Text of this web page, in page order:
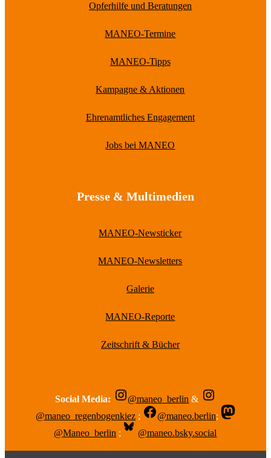
Opferhilfe und Beratungen
MANEO-Termine
MANEO-Tipps
Kampagne & Aktionen
Ehrenamtliches Engagement
Jobs bei MANEO
Presse & Multimedien
MANEO-Newsticker
MANEO-Newsletters
Galerie
MANEO-Reporte
Zeitschrift & Bücher
Social Media: @maneo_berlin &
@maneo_regenbogenkiez ; @maneo.berlin;
@Maneo_berlin ; @maneo.bsky.social